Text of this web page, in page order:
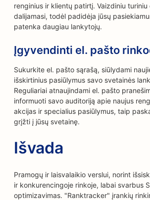
renginius ir klientų patirtį. Vaizdiniu turiniu
dalijamasi, todėl padidėja jūsų
patenka daugiau lankytojų.
Įgyvendinti el. pašto
Sukurkite el. pašto sąrašą, siūlydami
išskirtinius pasiūlymus savo svetainės
Reguliariai atnaujindami el. pašto
informuoti savo auditoriją apie naujus
akcijas ir specialius pasiūlymus, taip
grįžti į jūsų svetainę.
Išvada
Pramogų ir laisvalaikio verslui, norint
ir konkurencingoje rinkoje, labai svarbus
optimizavimas. "Ranktracker" įrankių